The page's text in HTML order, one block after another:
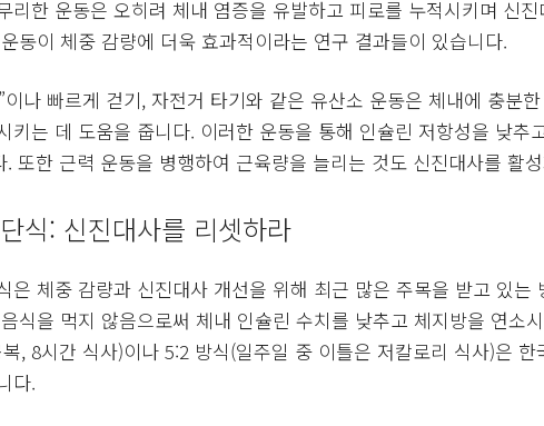
리한 운동은 오히려 체내 염증을 유발하고 피로를 누적시키며 신
동이 체중 감량에 더욱 효과적이라는 연구 결과들이 있습니다.
이나 빠르게 걷기, 자전거 타기와 같은 유산소 운동은 체내에 충분
키는 데 도움을 줍니다. 이러한 운동을 통해 인슐린 저항성을 낮추
. 또한 근력 운동을 병행하여 근육량을 늘리는 것도 신진대사를 활
식: 신진대사를 리셋하라
은 체중 감량과 신진대사 개선을 위해 최근 많은 주목을 받고 있는
식을 먹지 않음으로써 체내 인슐린 수치를 낮추고 체지방을 연소
, 8시간 식사)이나 5:2 방식(일주일 중 이틀은 저칼로리 식사)은
다.